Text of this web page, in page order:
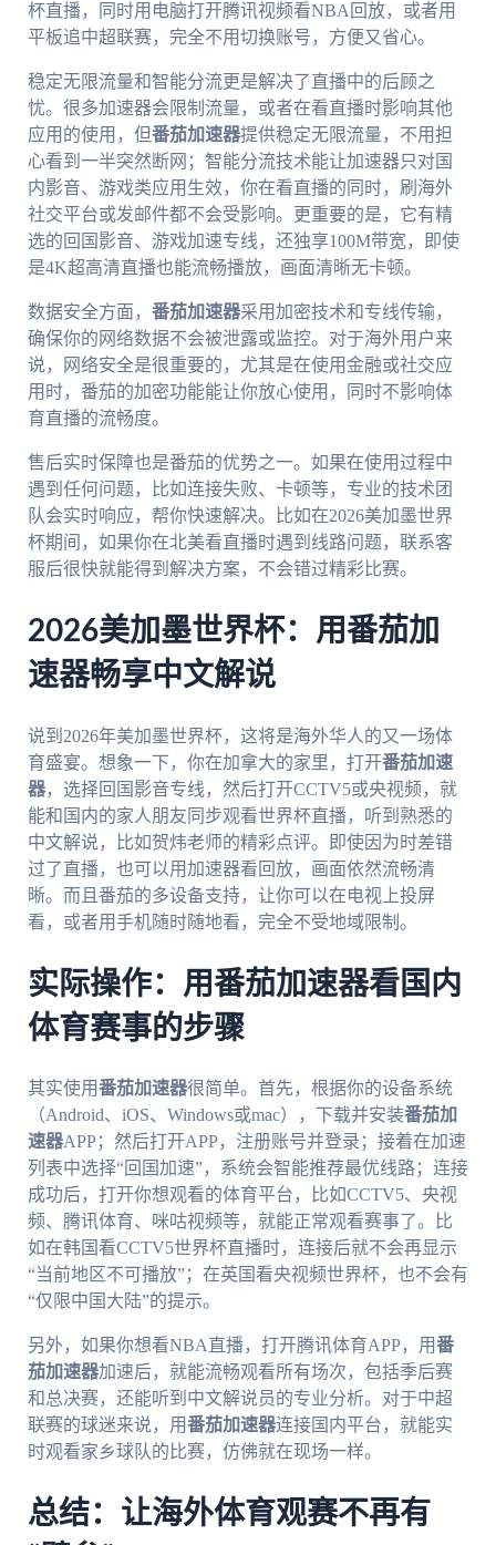
杯直播，同时用电脑打开腾讯视频看NBA回放，或者用
平板追中超联赛，完全不用切换账号，方便又省心。
稳定无限流量和智能分流更是解决了直播中的后顾之
忧。很多加速器会限制流量，或者在看直播时影响其他
应用的使用，但番茄加速器提供稳定无限流量，不用担
心看到一半突然断网；智能分流技术能让加速器只对国
内影音、游戏类应用生效，你在看直播的同时，刷海外
社交平台或发邮件都不会受影响。更重要的是，它有精
选的回国影音、游戏加速专线，还独享100M带宽，即使
是4K超高清直播也能流畅播放，画面清晰无卡顿。
数据安全方面， 番茄加速器采用加密技术和专线传输，
确保你的网络数据不会被泄露或监控。对于海外用户来
说，网络安全是很重要的，尤其是在使用金融或社交应
用时，番茄的加密功能能让你放心使用，同时不影响体
育直播的流畅度。
售后实时保障也是番茄的优势之一。如果在使用过程中
遇到任何问题，比如连接失败、卡顿等，专业的技术团
队会实时响应，帮你快速解决。比如在2026美加墨世界
杯期间，如果你在北美看直播时遇到线路问题，联系客
服后很快就能得到解决方案，不会错过精彩比赛。
2026美加墨世界杯：用番茄加
速器畅享中文解说
说到2026年美加墨世界杯，这将是海外华人的又一场体
育盛宴。想象一下，你在加拿大的家里，打开番茄加速
器，选择回国影音专线，然后打开CCTV5或央视频，就
能和国内的家人朋友同步观看世界杯直播，听到熟悉的
中文解说，比如贺炜老师的精彩点评。即使因为时差错
过了直播，也可以用加速器看回放，画面依然流畅清
晰。而且番茄的多设备支持，让你可以在电视上投屏
看，或者用手机随时随地看，完全不受地域限制。
实际操作：用番茄加速器看国内
体育赛事的步骤
其实使用番茄加速器很简单。首先，根据你的设备系统
（Android、iOS、Windows或mac），下载并安装番茄加
速器APP；然后打开APP，注册账号并登录；接着在加速
列表中选择“回国加速”，系统会智能推荐最优线路；连接
成功后，打开你想观看的体育平台，比如CCTV5、央视
频、腾讯体育、咪咕视频等，就能正常观看赛事了。比
如在韩国看CCTV5世界杯直播时，连接后就不会再显示
“当前地区不可播放”；在英国看央视频世界杯，也不会有
“仅限中国大陆”的提示。
另外，如果你想看NBA直播，打开腾讯体育APP，用番
茄加速器加速后，就能流畅观看所有场次，包括季后赛
和总决赛，还能听到中文解说员的专业分析。对于中超
联赛的球迷来说，用番茄加速器连接国内平台，就能实
时观看家乡球队的比赛，仿佛就在现场一样。
总结：让海外体育观赛不再有